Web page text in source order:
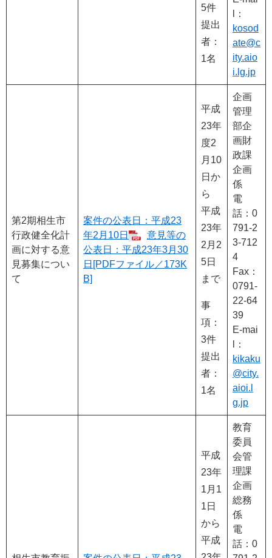
5件
提出
者：
1名
l：
kosod
ate@c
ity.aio
i.lg.jp
第2期相生市
行政健全化計
画に対する意
見募集につい
て
案件の公表日：平成23
年2月10日
意見等の
公表日：平成23年3月30
日[PDFファイル／173K
B]
平成
23年
度2
月10
日か
ら
平成
23年
2月2
5日
まで
事
項：
3件
提出
者：
1名
企画
管理
部企
画財
政課
企画
係
電
話：0
791-2
3-712
4
Fax：
0791-
22-64
39
E-mai
l：
kikaku
@city.
aioi.l
g.jp
平成
23年
1月1
1日
から
平成
教育
委員
会管
理課
企画
総務
係
電
話：0